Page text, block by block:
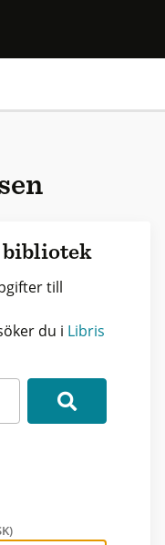
bibliotek
till
du i Libris